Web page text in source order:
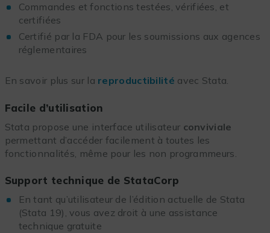
Commandes et fonctions testées, vérifiées, et
certifiées
Certifié par la FDA pour les soumissions aux agences
réglementaires
En savoir plus sur la reproductibilité avec Stata.
Facile d’utilisation
Stata propose une interface utilisateur conviviale
permettant d’accéder facilement à toutes les
fonctionnalités, même pour les non programmeurs.
Support technique de StataCorp
En tant qu’utilisateur de l’édition actuelle de Stata
(Stata 19), vous avez droit à une assistance
technique gratuite